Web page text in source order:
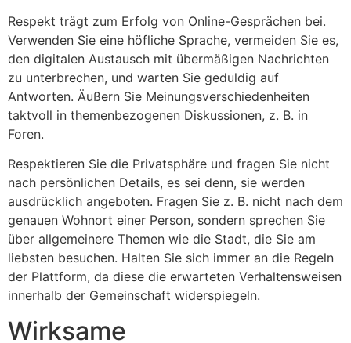
Respekt trägt zum Erfolg von Online-Gesprächen bei.
Verwenden Sie eine höfliche Sprache, vermeiden Sie es,
den digitalen Austausch mit übermäßigen Nachrichten
zu unterbrechen, und warten Sie geduldig auf
Antworten. Äußern Sie Meinungsverschiedenheiten
taktvoll in themenbezogenen Diskussionen, z. B. in
Foren.
Respektieren Sie die Privatsphäre und fragen Sie nicht
nach persönlichen Details, es sei denn, sie werden
ausdrücklich angeboten. Fragen Sie z. B. nicht nach dem
genauen Wohnort einer Person, sondern sprechen Sie
über allgemeinere Themen wie die Stadt, die Sie am
liebsten besuchen. Halten Sie sich immer an die Regeln
der Plattform, da diese die erwarteten Verhaltensweisen
innerhalb der Gemeinschaft widerspiegeln.
Wirksame